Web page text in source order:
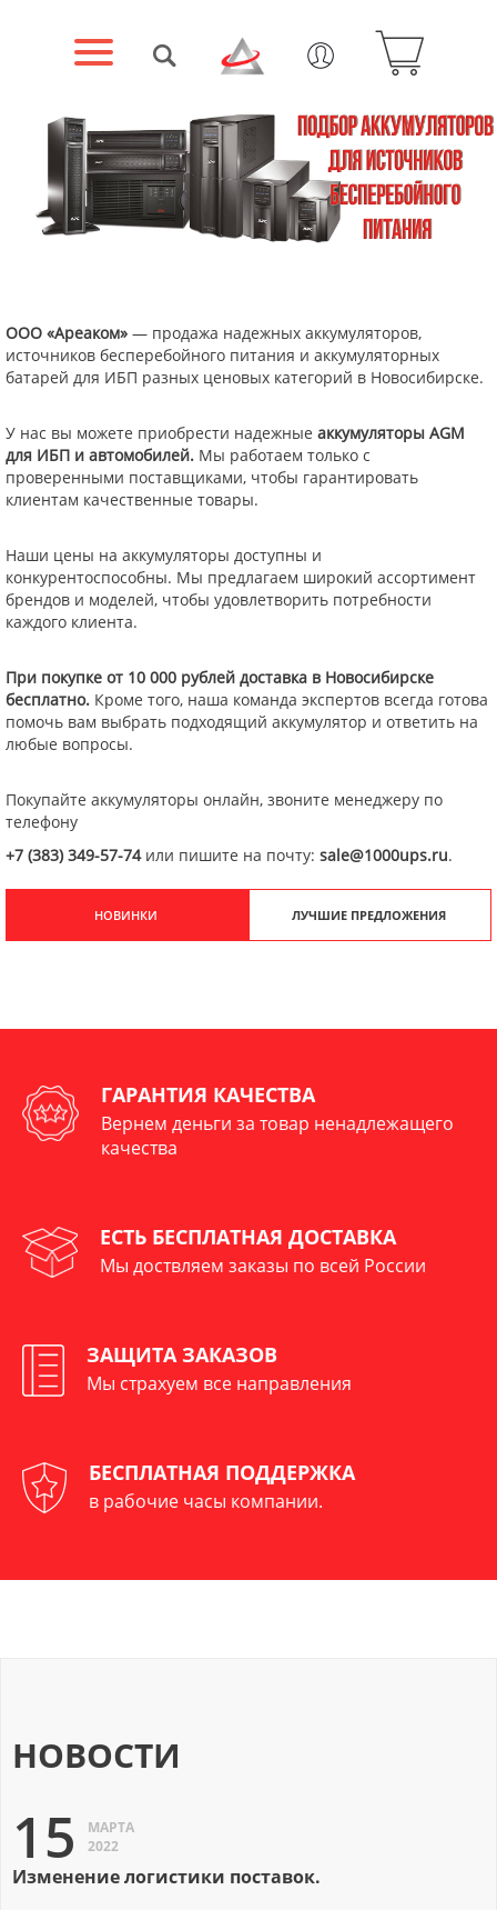
ООО «Ареаком» — продажа надежных аккумуляторов,
источников бесперебойного питания и аккумуляторных
батарей для ИБП разных ценовых категорий в Новосибирске.
У нас вы можете приобрести надежные аккумуляторы AGM
для ИБП и автомобилей. Мы работаем только с
проверенными поставщиками, чтобы гарантировать
клиентам качественные товары.
Наши цены на аккумуляторы доступны и
конкурентоспособны. Мы предлагаем широкий ассортимент
брендов и моделей, чтобы удовлетворить потребности
каждого клиента.
При покупке от 10 000 рублей доставка в Новосибирске
бесплатно. Кроме того, наша команда экспертов всегда готова
помочь вам выбрать подходящий аккумулятор и ответить на
любые вопросы.
Покупайте аккумуляторы онлайн, звоните менеджеру по
телефону
+7 (383) 349-57-74или пишите на почту: sale@1000ups.ru.
НОВИНКИ ЛУЧШИЕ ПРЕДЛОЖЕНИЯ
ГАРАНТИЯ КАЧЕСТВА
Вернем деньги за товар ненадлежащего
качества
ЕСТЬ БЕСПЛАТНАЯ ДОСТАВКА
Мы доствляем заказы по всей России
ЗАЩИТА ЗАКАЗОВ
Мы страхуем все направления
БЕСПЛАТНАЯ ПОДДЕРЖКА
в рабочие часы компании.
НОВОСТИ
15
МАРТА
2022
Изменение логистики поставок.